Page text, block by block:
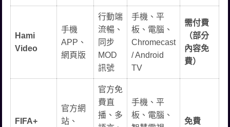
Hami
Video
手機
APP、
網頁版
行動端
流暢、
同步
MOD
訊號
手機、平
板、電腦、
Chromecast
/ Android
TV
需付費
（部分
內容免
費）
FIFA+
官方網
站、
官方免
費直
播、多
手機、平
板、電腦、
免費